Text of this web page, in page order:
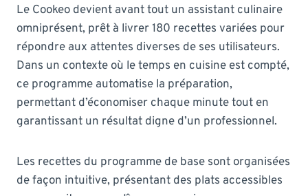
Le Cookeo devient avant tout un assistant culinaire
omniprésent, prêt à livrer 180 recettes variées pour
répondre aux attentes diverses de ses utilisateurs.
Dans un contexte où le temps en cuisine est compté,
ce programme automatise la préparation,
permettant d’économiser chaque minute tout en
garantissant un résultat digne d’un professionnel.
Les recettes du programme de base sont organisées
de façon intuitive, présentant des plats accessibles